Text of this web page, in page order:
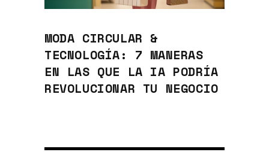
MODA CIRCULAR &
TECNOLOGÍA: 7 MANERAS
EN LAS QUE LA IA PODRÍA
REVOLUCIONAR TU NEGOCIO